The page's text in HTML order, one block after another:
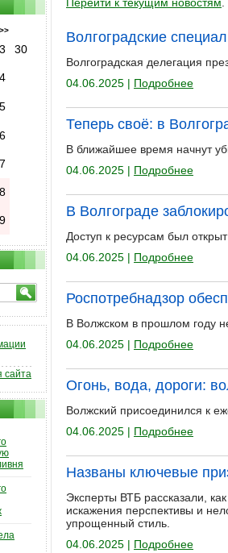
Волгоградские
Волгоградская делегация
04.06.2025 | Подробнее
Теперь своё: в
В ближайшее время начнут
04.06.2025 | Подробнее
В Волгограде
Доступ к ресурсам был
04.06.2025 | Подробнее
Роспотребнадзор
В Волжском в прошлом году
04.06.2025 | Подробнее
Огонь, вода, дороги:
Волжский присоединился к
04.06.2025 | Подробнее
Названы ключевые
Эксперты ВТБ рассказали,
искажения перспективы и
упрощенный стиль.
04.06.2025 | Подробнее
>>
30
сайта